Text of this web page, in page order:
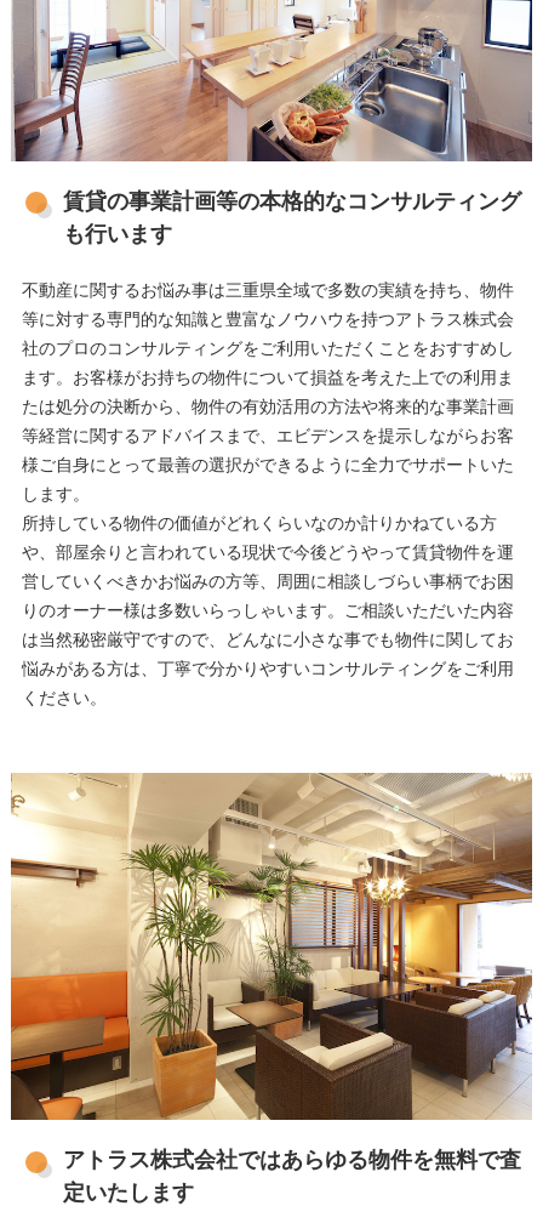
賃貸の事業計画等の本格的なコンサルティング
も行います
不動産に関するお悩み事は三重県全域で多数の実績を持ち、物件
等に対する専門的な知識と豊富なノウハウを持つアトラス株式会
社のプロのコンサルティングをご利用いただくことをおすすめし
ます。お客様がお持ちの物件について損益を考えた上での利用ま
たは処分の決断から、物件の有効活用の方法や将来的な事業計画
等経営に関するアドバイスまで、エビデンスを提示しながらお客
様ご自身にとって最善の選択ができるように全力でサポートいた
します。
所持している物件の価値がどれくらいなのか計りかねている方
や、部屋余りと言われている現状で今後どうやって賃貸物件を運
営していくべきかお悩みの方等、周囲に相談しづらい事柄でお困
りのオーナー様は多数いらっしゃいます。ご相談いただいた内容
は当然秘密厳守ですので、どんなに小さな事でも物件に関してお
悩みがある方は、丁寧で分かりやすいコンサルティングをご利用
ください。
アトラス株式会社ではあらゆる物件を無料で査
定いたします